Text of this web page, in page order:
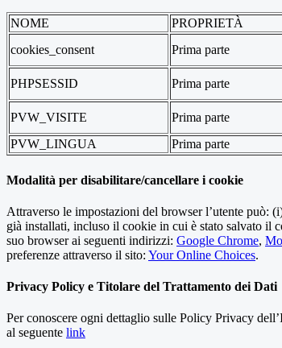
NOME PROPRIETÀ
cookies_consent
Prima parte
PHPSESSID Prima parte
PVW_VISITE Prima parte
PVW_LINGUA
Prima parte
Modalità per disabilitare/cancellare i cookie
Attraverso le impostazioni del browser l’utente può:
già installati, incluso il cookie in cui è stato salvato il
suo browser ai seguenti indirizzi: Google Chrome,
preferenze attraverso il sito: Your Online Choices.
Privacy Policy e Titolare del Trattamento dei Dati
Per conoscere ogni dettaglio sulle Policy Privacy
al seguente link